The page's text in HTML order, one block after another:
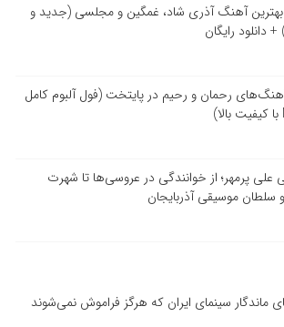
آهنگ آذری شاد، غمگین و مجلسی (جدید و
دانلود رایگان
آهنگ‌های رحمان و رحیم در پایتخت (فول آلبوم کامل
علی پرمهر؛ از خوانندگی در عروسی‌ها تا شهرت
سلطان موسیقی آذربایجان
ماندگار سینمای ایران که هرگز فراموش نمی‌شوند